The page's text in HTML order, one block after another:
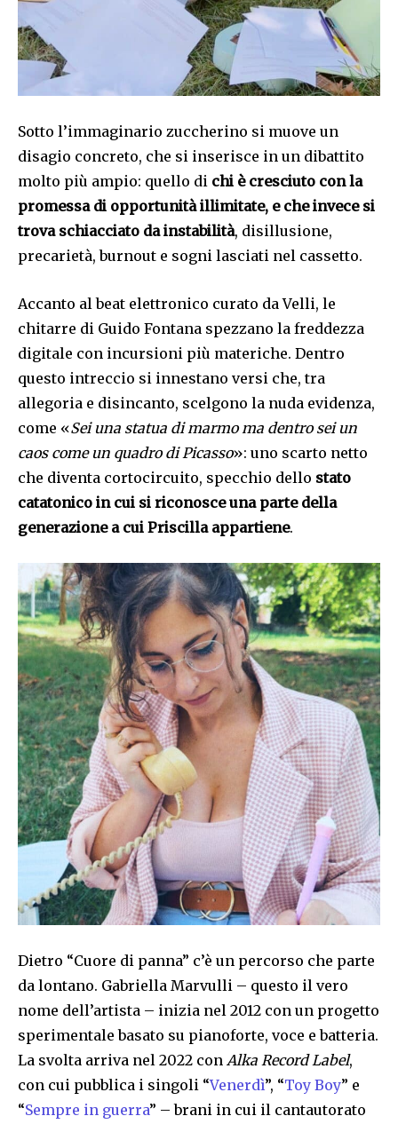
Sotto l’immaginario zuccherino si muove un
disagio concreto, che si inserisce in un dibattito
molto più ampio: quello di chi è cresciuto con la
promessa di opportunità illimitate, e che invece si
trova schiacciato da instabilità, disillusione,
precarietà, burnout e sogni lasciati nel cassetto.
Accanto al beat elettronico curato da Velli, le
chitarre di Guido Fontana spezzano la freddezza
digitale con incursioni più materiche. Dentro
questo intreccio si innestano versi che, tra
allegoria e disincanto, scelgono la nuda evidenza,
come «Sei una statua di marmo ma dentro sei un
caos come un quadro di Picasso»: uno scarto netto
che diventa cortocircuito, specchio dello stato
catatonico in cui si riconosce una parte della
generazione a cui Priscilla appartiene.
Dietro “Cuore di panna” c’è un percorso che parte
da lontano. Gabriella Marvulli – questo il vero
nome dell’artista – inizia nel 2012 con un progetto
sperimentale basato su pianoforte, voce e batteria.
La svolta arriva nel 2022 con Alka Record Label,
con cui pubblica i singoli “Venerdì”, “Toy Boy” e
“Sempre in guerra” – brani in cui il cantautorato